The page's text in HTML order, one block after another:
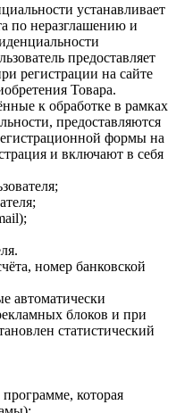
устанавливает
по неразглашению и
предоставляет
регистрации на сайте
Товара.
к обработке в рамках
предоставляются
формы на
и включают в себя
номер банковской
автоматически
блоков и при
статистический
которая